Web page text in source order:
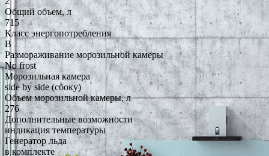
Общий объем, л
715
Класс энергопотребления
B
Размораживание морозильной камеры
No frost
Морозильная камера
side by side (сбоку)
Объем морозильной камеры, л
276
Дополнительные возможности
индикация температуры
Генератор льда
в комплекте